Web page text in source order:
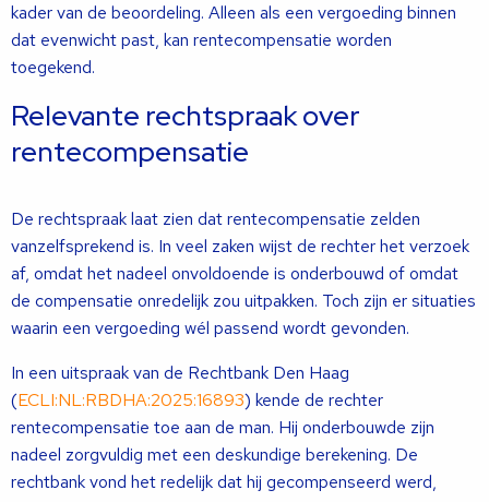
kader van de beoordeling. Alleen als een vergoeding binnen
dat evenwicht past, kan rentecompensatie worden
toegekend.
Relevante rechtspraak over
rentecompensatie
De rechtspraak laat zien dat rentecompensatie zelden
vanzelfsprekend is. In veel zaken wijst de rechter het verzoek
af, omdat het nadeel onvoldoende is onderbouwd of omdat
de compensatie onredelijk zou uitpakken. Toch zijn er situaties
waarin een vergoeding wél passend wordt gevonden.
In een uitspraak van de Rechtbank Den Haag
(ECLI:NL:RBDHA:2025:16893) kende de rechter
rentecompensatie toe aan de man. Hij onderbouwde zijn
nadeel zorgvuldig met een deskundige berekening. De
rechtbank vond het redelijk dat hij gecompenseerd werd,